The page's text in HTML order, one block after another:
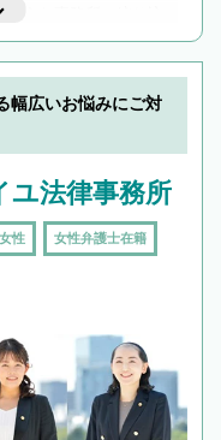
うな事務所に絞り込
条件
幅広いお悩みにご対
ユ法律事務所
性 女性弁護士在籍